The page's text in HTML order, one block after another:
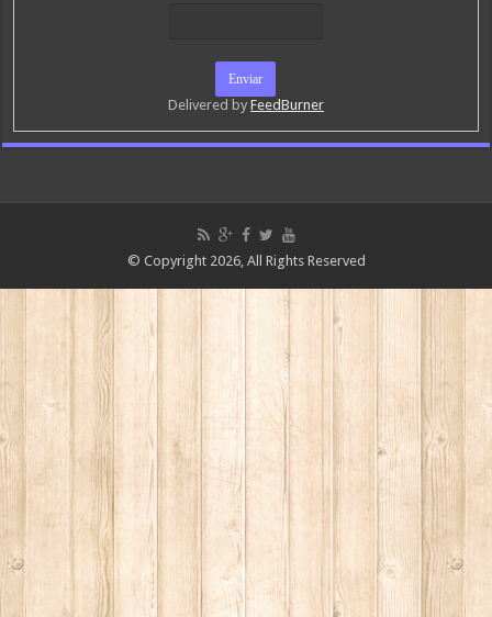
Delivered by FeedBurner
© Copyright 2026, All Rights Reserved